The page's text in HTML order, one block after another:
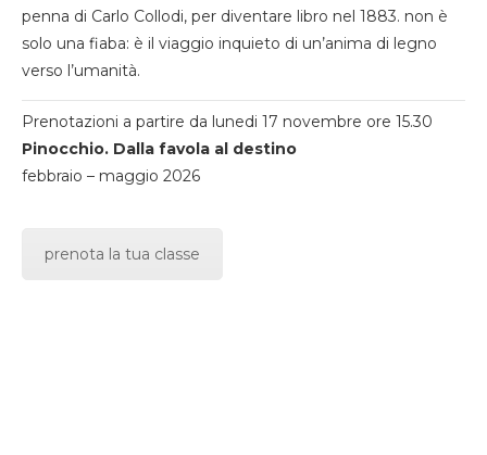
penna di Carlo Collodi, per diventare libro nel 1883. non è
solo una fiaba: è il viaggio inquieto di un’anima di legno
verso l’umanità.
Prenotazioni a partire da lunedi 17 novembre ore 15.30
Pinocchio. Dalla favola al destino
febbraio – maggio 2026
prenota la tua classe